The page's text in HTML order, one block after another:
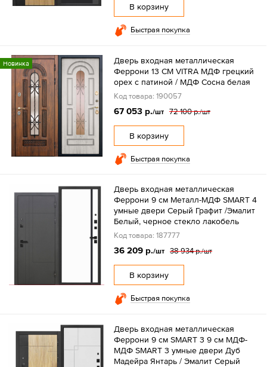
В корзину
Быстрая покупка
Новинка
Дверь входная металлическая
Феррони 13 СМ VITRA МДФ грецкий
орех с патиной / МДФ Сосна белая
Код товара: 190057
67 053 р./шт 72 100 р./шт
В корзину
Быстрая покупка
Дверь входная металлическая
Феррони 9 см Металл-МДФ SMART 4
умные двери Серый Графит /Эмалит
Белый, черное стекло лакобель
Код товара: 187777
36 209 р./шт 38 934 р./шт
В корзину
Быстрая покупка
Дверь входная металлическая
Феррони 9 см SMART 3 9 см МДФ-
МДФ SMART 3 умные двери Дуб
Мадейра Янтарь / Эмалит Серый